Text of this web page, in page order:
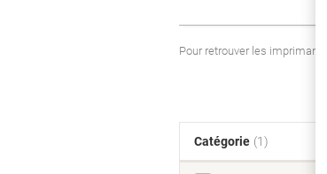
Pour retrouver les
Catégorie (1)